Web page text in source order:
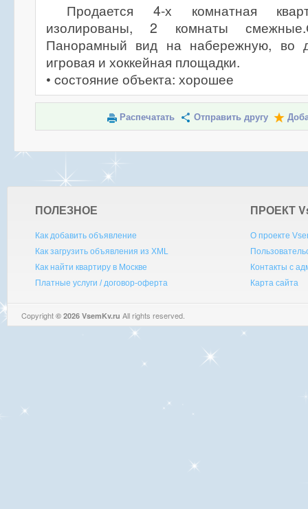
Продается 4-х комнатная
изолированы, 2 комнаты
Панорамный вид на набережную, во
игровая и хоккейная площадки.
• cостояние объекта: хорошее
Распечатать Отправить другу
ПОЛЕЗНОЕ
Как добавить объявление
Как загрузить объявления из XML
Как найти квартиру в Москве
Платные услуги / договор-оферта
ПРОЕКТ V
О проекте
Контакты с
Карта сайта
Copyright © 2026 VsemKv.ru All rights reserved.